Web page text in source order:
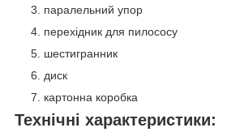
паралельний упор
перехідник для пилососу
шестигранник
диск
картонна коробка
Технічні характеристики: